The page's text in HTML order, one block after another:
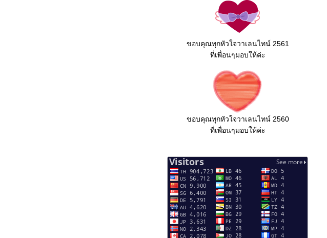
ขอบคุณทุกหัวใจวาเลนไทน์ 2561
ที่เพื่อนๆมอบให้ค่ะ
ขอบคุณทุกหัวใจวาเลนไทน์ 2560
ที่เพื่อนๆมอบให้ค่ะ